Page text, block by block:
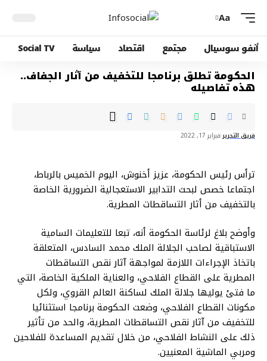
Aa
أنفو سوسيال مجتمع اقتصاد سياسة Social TV
الحكومة تطلق برنامجا للتخفيف من آثار الجفاف..
هذه تفاصيله
فريق التحرير فبراير 17, 2022
ترأس رئيس الحكومة، عزيز أخنوش، اليوم الخميس بالرباط،
اجتماعا خصص لبحث التدابير الاستعجالية الضرورية الخاصة
بالتخفيف من أثار التساقطات المطرية.
وأوضح بلاغ لرئاسة الحكومة أنه، تبعا للتعليمات السامية
الاستباقية لصاحب الجلالة الملك محمد السادس، المتعلقة
باتخاذ الإجراءات اللازمة لمواجهة آثار نقص التساقطات
المطرية على القطاع الفلاحي، والعناية الملكية الخاصة، التي
ما فتئ يوليها جلالة الملك لساكنة العالم القروي، ولكل
مكونات القطاع الفلاحي، وضعت الحكومة برنامجا استثنائيا
للتخفيف من آثار نقص التساقطات المطرية، والحد من تأثير
ذلك على النشاط الفلاحي، من خلال تقديم المساعدة للفلاحين
ومربي الماشية المعنيين.